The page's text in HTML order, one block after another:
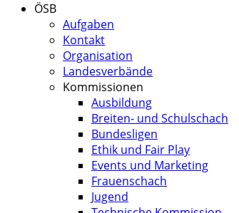
ÖSB
Aufgaben
Kontakt
Organisation
Landesverbände
Kommissionen
Ausbildung
Breiten- und Schulschach
Bundesligen
Ethik und Fair Play
Events und Marketing
Frauenschach
Jugend